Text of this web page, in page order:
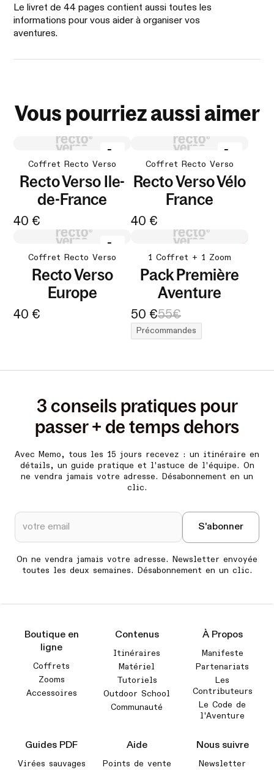
Le livret de 44 pages contient aussi toutes les
informations pour vous aider à organiser vos
aventures.
Vous pourriez aussi aimer
Coffret Recto Verso
Recto Verso Ile-
de-France
40 €
Coffret Recto Verso
Recto Verso Vélo
France
40 €
Coffret Recto Verso
Recto Verso
Europe
40 €
1 Coffret + 1 Zoom
Pack Première
Aventure
50 €55€
Précommandes
3 conseils pratiques pour
passer + de temps dehors
Avec Memo, tous les 15 jours recevez : un itinéraire en
détails, un guide pratique et l'astuce de l'équipe. On
ne vendra jamais votre adresse. Désabonnement en un
clic.
On ne vendra jamais votre adresse. Newsletter envoyée
toutes les deux semaines. Désabonnement en un clic.
Boutique en
ligne
Coffrets
Zooms
Accessoires
Contenus
Itinéraires
Matériel
Tutoriels
Outdoor School
Communauté
À Propos
Manifeste
Partenariats
Les
Contributeurs
Le Code de
l'Aventure
Guides PDF
Virées sauvages
Aide
Points de vente
Nous suivre
Newsletter